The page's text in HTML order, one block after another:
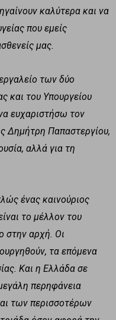
καλύτερα και να
που εμείς
μας.
των δύο
και του Υπουργείου
ευχαριστήσω τον
Δημήτρη Παπαστεργίου,
αλλά για τη
ένας καινούριος
το μέλλον του
στην αρχή. Οι
τα επόμενα
Και η Ελλάδα σε
περηφάνεια
των περισσοτέρων